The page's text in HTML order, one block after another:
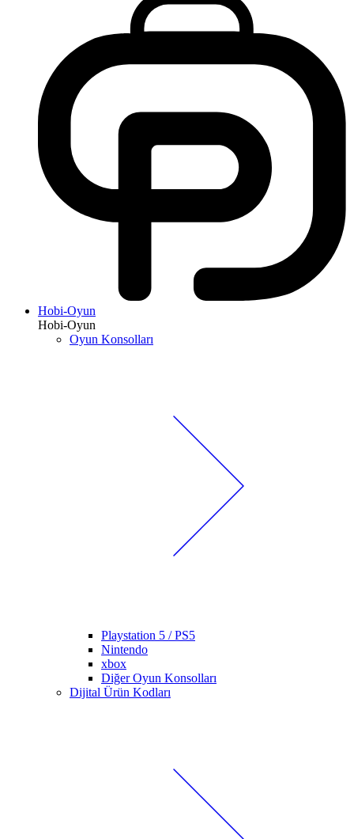
Hobi-Oyun
Hobi-Oyun
Oyun Konsolları
Playstation 5 / PS5
Nintendo
xbox
Diğer Oyun Konsolları
Dijital Ürün Kodları